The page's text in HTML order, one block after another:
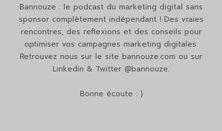
Bannouze : le podcast du marketing digital sans
sponsor complètement indépendant ! Des vraies
rencontres, des reflexions et des conseils pour
optimiser vos campagnes marketing digitales.
Retrouvez nous sur le site bannouze.com ou sur
Linkedin & Twitter @bannouze.
Bonne écoute : )